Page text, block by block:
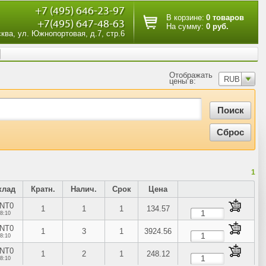
RUB
Отображать
цены в:
1
Кратн. Налич. Срок
Цена
1 1 1 134.57
1 3 1 3924.56
1 2 1 248.12
+7 (495) 646-23-97
+7(495) 647-48-63
ул. Южнопортовая, д.7, стр.6
В корзине: 0 товаров
На сумму: 0 руб.